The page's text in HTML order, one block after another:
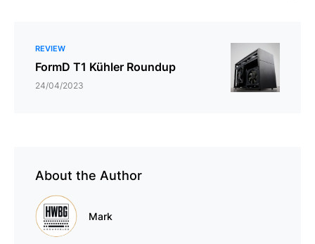
REVIEW
FormD T1 Kühler Roundup
24/04/2023
About the Author
Mark